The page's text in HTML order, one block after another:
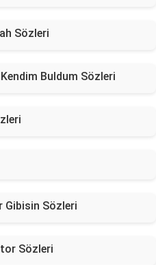
Sözleri
Buldum Sözleri
Gibisin Sözleri
Sözleri